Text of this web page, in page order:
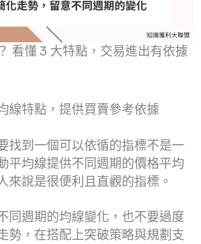
看懂 3 大特點，交易進出有依據
線特點，提供買賣參考依據
找到一個可以依循的指標不是一
平均線提供不同週期的價格平均
來說是很便利且直觀的指標。
同週期的均線變化，也不要過度
勢，在搭配上突破策略與規劃支